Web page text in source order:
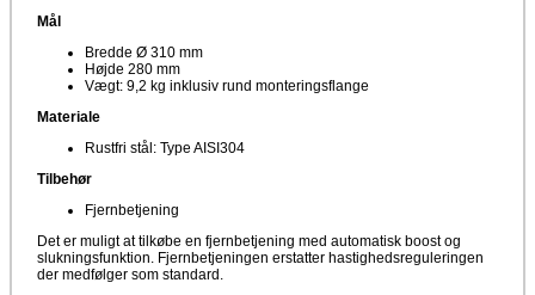
Mål
Bredde Ø 310 mm
Højde 280 mm
Vægt: 9,2 kg inklusiv rund monteringsflange
Materiale
Rustfri stål: Type AISI304
Tilbehør
Fjernbetjening
Det er muligt at tilkøbe en fjernbetjening med automatisk boost og
slukningsfunktion. Fjernbetjeningen erstatter hastighedsreguleringen
der medfølger som standard.